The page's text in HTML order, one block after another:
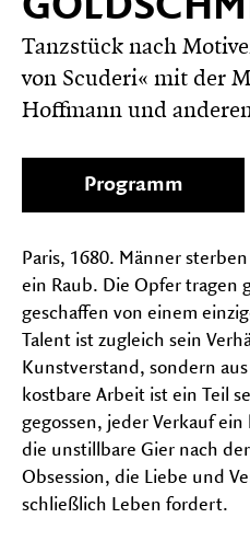
FESTIVALS
Tanzstück nach
von Scuderi« mit der
Hoffmann und
Programm
Paris, 1680. Männer
ein Raub. Die Opfer tragen
geschaffen von einem
Talent ist zugleich sein
Kunstverstand, sondern
kostbare Arbeit ist ein Teil
gegossen, jeder Verkauf
die unstillbare Gier nach
Obsession, die Liebe und
schließlich Leben fordert.